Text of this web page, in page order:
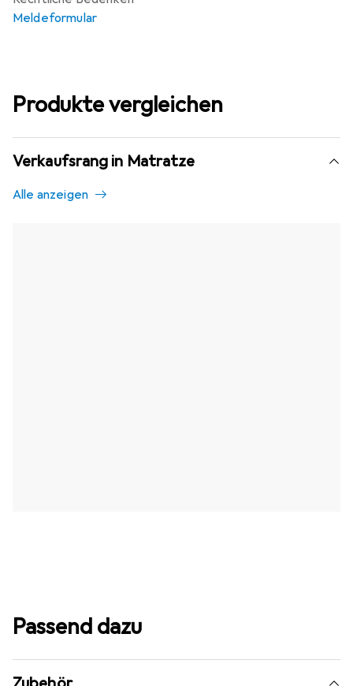
Meldeformular
Produkte vergleichen
Verkaufsrang in Matratze
Alle anzeigen
Passend dazu